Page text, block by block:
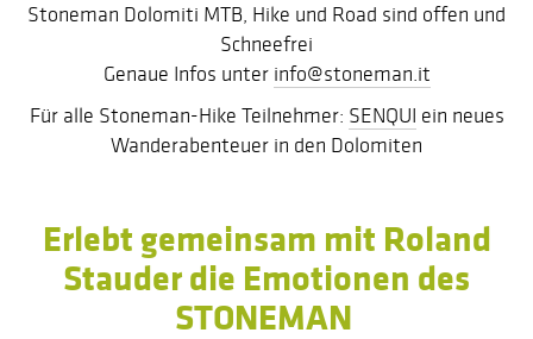
Stoneman Dolomiti MTB, Hike und Road sind offen und
Schneefrei
Genaue Infos unter info@stoneman.it
Für alle Stoneman-Hike Teilnehmer: SENQUI ein neues
Wanderabenteuer in den Dolomiten
Erlebt gemeinsam mit Roland
Stauder die Emotionen des
STONEMAN